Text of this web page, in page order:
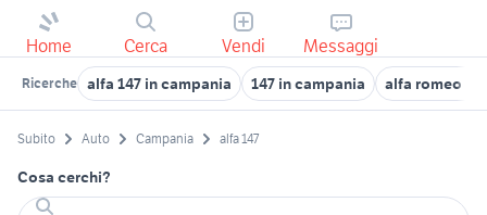
Home Cerca Vendi Messaggi
Ricerche alfa 147 in campania 147 in campania alfa romeo
Subito Auto Campania alfa 147
Cosa cerchi?